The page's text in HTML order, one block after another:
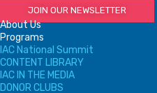
JOIN OUR NEWSLETTER
About Us
Programs
IAC National Summit
CONTENT LIBRARY
IAC IN THE MEDIA
DONOR CLUBS